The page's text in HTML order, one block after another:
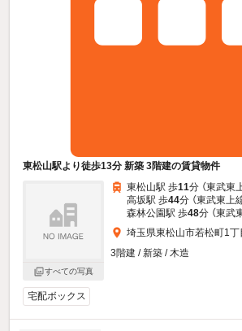
東松山駅より徒歩13分 新築 3階建の賃貸物件
すべての写真
東松山駅 歩11分 （東武東
高坂駅 歩44分 （東武東上線
森林公園駅 歩48分 （東武
埼玉県東松山市若松町1丁
3階建 / 新築 / 木造
宅配ボックス